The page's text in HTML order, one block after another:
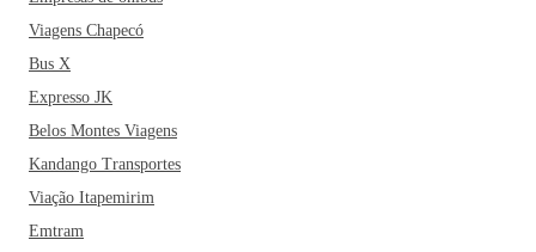
estão ainda o Flor de Alecrim, o Restaurante Fornalha e o
Restaurante Sabor de Fazenda. Paracatu é também uma boa
econômicas e confortáveis de hospedagem!
Viagens Chapecó
Bus X
Expresso JK
Belos Montes Viagens
Kandango Transportes
Viação Itapemirim
Emtram